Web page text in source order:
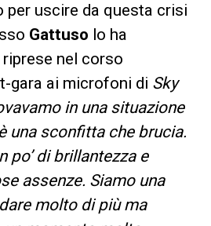
per uscire da questa crisi
Gattuso lo ha
nel corso
gara ai microfoni di Sky
in una situazione
una sconfitta che brucia.
po’ di brillantezza e
assenze. Siamo una
molto di più ma